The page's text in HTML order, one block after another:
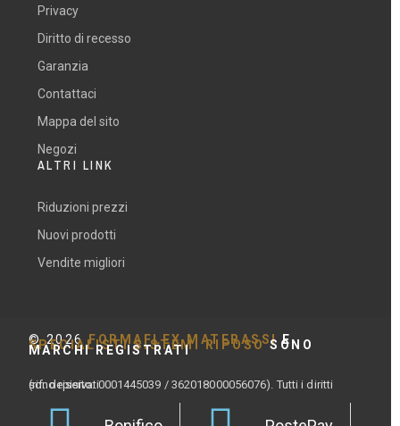
Privacy
Diritto di recesso
Garanzia
Contattaci
Mappa del sito
Negozi
ALTRI LINK
Riduzioni prezzi
Nuovi prodotti
Vendite migliori
©2026 FORMAFLEX MATERASSIE
SPECIALISTI SISTEMI RIPOSOSONO
MARCHI REGISTRATI
(rif. depisito: 0001445039 / 362018000056076). Tutti i diritti sono riservati.